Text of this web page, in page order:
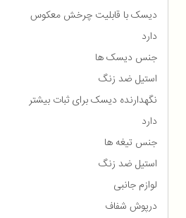
دیسک با قابلیت چرخش معکوس
دارد
جنس دیسک ها
استیل ضد زنگ
نگهدارنده دیسک برای ثبات بیشتر
دارد
جنس تیغه ها
استیل ضد زنگ
لوازم جانبی
درپوش شفاف